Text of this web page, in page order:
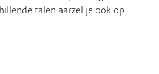
talen aarzel je ook op